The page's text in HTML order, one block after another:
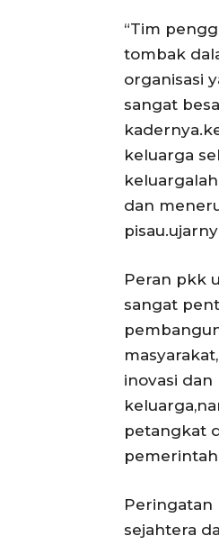
“Tim
tombak
organisasi
sangat
keluarga
dan
Peran pkk
sangat
inovasi
petangkat
Peringatan
sejahtera